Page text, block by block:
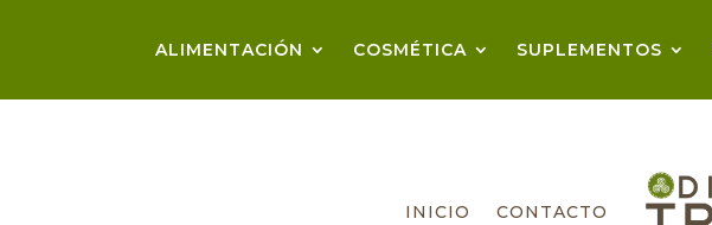
ALIMENTACIÓN COSMÉTICA SUPLEMENTOS
INICIO CONTACTO